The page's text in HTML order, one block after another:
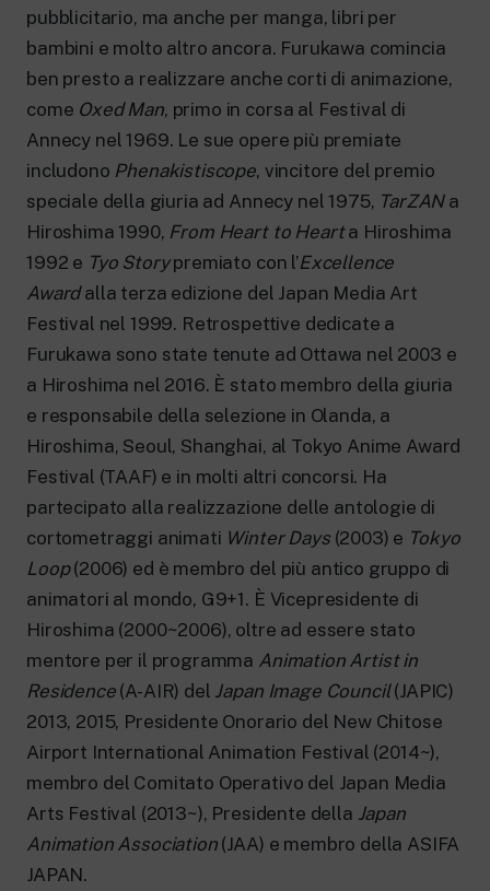
Letteratura, Storia e molto altro.
Rai Cultura
Per le scuole secondarie di I e II grado,
l’Università, i Docenti e l’istruzione degli
adulti.
Rai Scuola
pubblicitario, ma anche per manga, libri per
bambini e molto altro ancora. Furukawa comincia
ben presto a realizzare anche corti di animazione,
come Oxed Man, primo in corsa al Festival di
Annecy nel 1969. Le sue opere più premiate
includono Phenakistiscope, vincitore del premio
speciale della giuria ad Annecy nel 1975, TarZANa
Hiroshima 1990, From Heart to Hearta Hiroshima
1992 e Tyo Storypremiato con l’Excellence
Awardalla terza edizione del Japan Media Art
Festival nel 1999. Retrospettive dedicate a
Furukawa sono state tenute ad Ottawa nel 2003 e
a Hiroshima nel 2016. È stato membro della giuria
e responsabile della selezione in Olanda, a
Hiroshima, Seoul, Shanghai, al Tokyo Anime Award
Festival (TAAF) e in molti altri concorsi. Ha
partecipato alla realizzazione delle antologie di
cortometraggi animati Winter Days(2003) e Tokyo
Loop(2006) ed è membro del più antico gruppo di
animatori al mondo, G9+1. È Vicepresidente di
Hiroshima (2000~2006), oltre ad essere stato
mentore per il programma Animation Artist in
Residence(A-AIR) del Japan Image Council(JAPIC)
2013, 2015, Presidente Onorario del New Chitose
Airport International Animation Festival (2014~),
membro del Comitato Operativo del Japan Media
Arts Festival (2013~), Presidente della Japan
Animation Association(JAA) e membro della ASIFA
JAPAN.